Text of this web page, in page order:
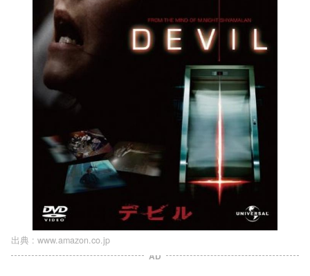
出典 : www.amazon.co.jp
AD